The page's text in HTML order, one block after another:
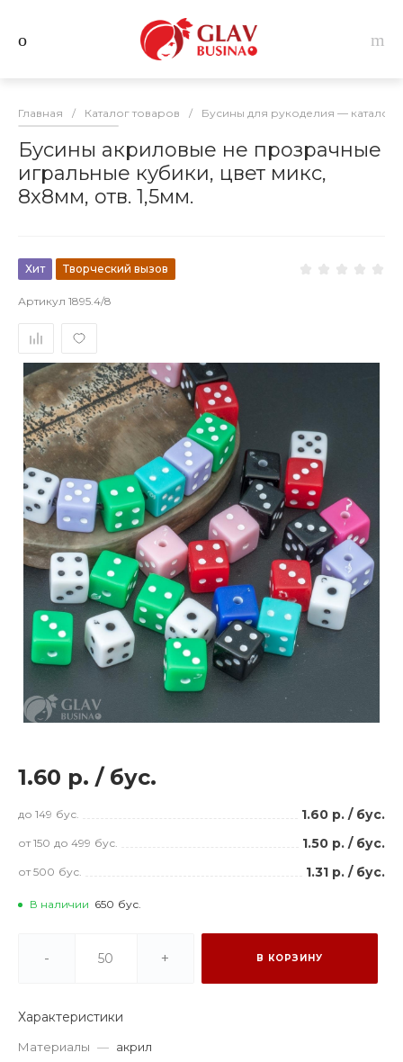
Главная / Каталог товаров / Бусины для рукоделия — каталог
Бусины акриловые не прозрачные
игральные кубики, цвет микс,
8х8мм, отв. 1,5мм.
Хит Творческий вызов
Артикул 1895.4/8
1.60 р. / бус.
до 149 бус. 1.60 р. / бус.
от 150 до 499 бус. 1.50 р. / бус.
от 500 бус. 1.31 р. / бус.
В наличии 650 бус.
- + В КОРЗИНУ
Характеристики
Материалы — акрил